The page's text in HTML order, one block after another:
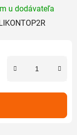
u dodávateľa